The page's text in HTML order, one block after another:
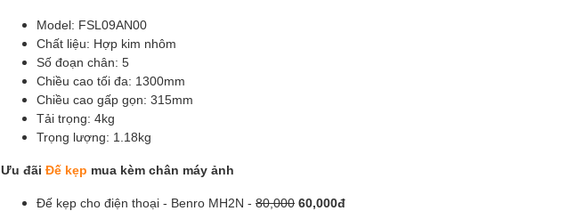
Model: FSL09AN00
Chất liệu: Hợp kim nhôm
Số đoạn chân: 5
Chiều cao tối đa: 1300mm
Chiều cao gấp gọn: 315mm
Tải trọng: 4kg
Trọng lượng: 1.18kg
Ưu đãi Đế kẹp mua kèm chân máy ảnh
Đế kẹp cho điện thoại - Benro MH2N - 80,000 60,000đ